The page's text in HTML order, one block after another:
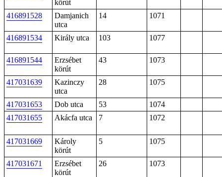
körút
416891528
Damjanich
utca
14 1071
416891534 Király utca 103 1077
416891544
Erzsébet
körút
43 1073
417031639
Kazinczy
utca
28 1075
417031653 Dob utca 53
1074
417031655
Akácfa utca 7 1072
417031669
Károly
körút
5 1075
417031671
Erzsébet
körút
26 1073